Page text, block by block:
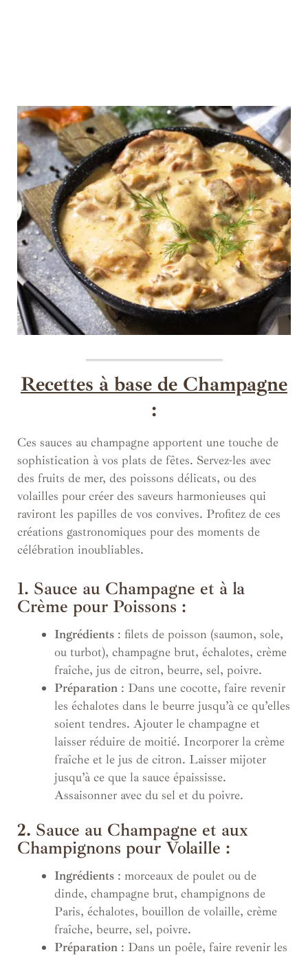
Recettes à base de Champagne
:
Ces sauces au champagne apportent une touche de
sophistication à vos plats de fêtes. Servez-les avec
des fruits de mer, des poissons délicats, ou des
volailles pour créer des saveurs harmonieuses qui
raviront les papilles de vos convives. Profitez de ces
créations gastronomiques pour des moments de
célébration inoubliables.
1. Sauce au Champagne et à la
Crème pour Poissons :
Ingrédients : filets de poisson (saumon, sole,
ou turbot), champagne brut, échalotes, crème
fraîche, jus de citron, beurre, sel, poivre.
Préparation : Dans une cocotte, faire revenir
les échalotes dans le beurre jusqu’à ce qu’elles
soient tendres. Ajouter le champagne et
laisser réduire de moitié. Incorporer la crème
fraîche et le jus de citron. Laisser mijoter
jusqu’à ce que la sauce épaississe.
Assaisonner avec du sel et du poivre.
2. Sauce au Champagne et aux
Champignons pour Volaille :
Ingrédients : morceaux de poulet ou de
dinde, champagne brut, champignons de
Paris, échalotes, bouillon de volaille, crème
fraîche, beurre, sel, poivre.
Préparation : Dans un poêle, faire revenir les